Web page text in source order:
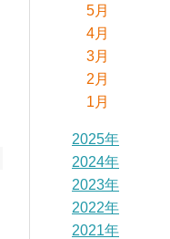
5月
4月
3月
2月
1月
2025年
2024年
2023年
2022年
2021年